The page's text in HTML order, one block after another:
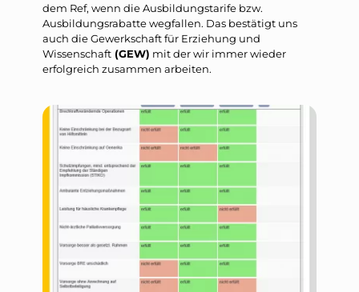
dem Ref, wenn die Ausbildungstarife bzw.
Ausbildungsrabatte wegfallen. Das bestätigt uns
auch die Gewerkschaft für Erziehung und
Wissenschaft (GEW) mit der wir immer wieder
erfolgreich zusammen arbeiten.